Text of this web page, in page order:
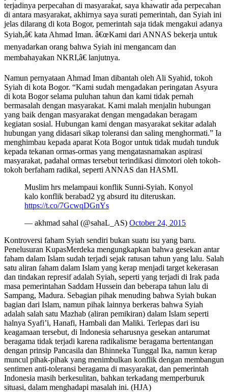
terjadinya perpecahan di masyarakat, saya khawatir ada perpecahan
di antara masyarakat, akhirnya saya surati pemerintah, dan Syiah ini
jelas dilarang di kota Bogor, pemerintah saja tidak mengakui adanya
Syiah,â€ kata Ahmad Iman. â€œKami dari ANNAS bekerja untuk
menyadarkan orang bahwa Syiah ini mengancam dan
membahayakan NKRI,â€ lanjutnya.
Namun pernyataan Ahmad Iman dibantah oleh Ali Syahid, tokoh
Syiah di kota Bogor. “Kami sudah mengadakan peringatan Asyura
di kota Bogor selama puluhan tahun dan kami tidak pernah
bermasalah dengan masyarakat. Kami malah menjalin hubungan
yang baik dengan masyarakat dengan mengadakan beragam
kegiatan sosial. Hubungan kami dengan masyarakat sekitar adalah
hubungan yang didasari sikap toleransi dan saling menghormati.” Ia
menghimbau kepada aparat Kota Bogor untuk tidak mudah tunduk
kepada tekanan ormas-ormas yang mengatasnamakan aspirasi
masyarakat, padahal ormas tersebut terindikasi dimotori oleh tokoh-
tokoh berfaham radikal, seperti ANNAS dan HASMI.
Muslim hrs melampaui konflik Sunni-Syiah. Konyol
kalo konflik berabad2 yg absurd itu diteruskan.
https://t.co/7GcwqDGnYs
— akhmad sahal (@sahaL_AS) October 24, 2015
Kontroversi faham Syiah sendiri bukan suatu isu yang baru.
Penelusuran KupasMerdeka mengungkapkan bahwa gesekan antar
faham dalam Islam sudah terjadi sejak ratusan tahun yang lalu. Salah
satu aliran faham dalam Islam yang kerap menjadi target kekerasan
dan tindakan represif adalah Syiah, seperti yang terjadi di Irak pada
masa pemerintahan Saddam Hussein dan beberapa tahun lalu di
Sampang, Madura. Sebagian pihak menuding bahwa Syiah bukan
bagian dari Islam, namun pihak lainnya berkeras bahwa Syiah
adalah salah satu Mazhab (aliran pemikiran) dalam Islam seperti
halnya Syafi’i, Hanafi, Hambali dan Maliki. Terlepas dari isu
keagamaan tersebut, di Indonesia seharusnya gesekan antarumat
beragama tidak terjadi karena radikalisme beragama bertentangan
dengan prinsip Pancasila dan Bhinneka Tunggal Ika, namun kerap
muncul pihak-pihak yang menimbulkan konflik dengan membangun
sentimen anti-toleransi beragama di masyarakat, dan pemerintah
Indonesia masih berkesulitan, bahkan terkadang memperburuk
situasi, dalam menghadapi masalah ini. (HJA)